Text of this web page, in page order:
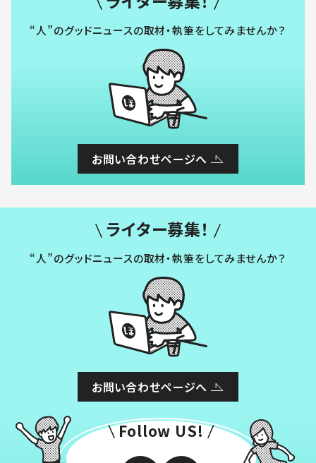
“人”のグッドニュースの取材・執筆をしてみませんか？
お問い合わせページへ
ライター募集！
“人”のグッドニュースの取材・執筆をしてみませんか？
お問い合わせページへ
Follow US!